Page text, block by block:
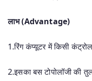
लाभ (Advantage)
1.रिंग कंप्यूटर में किसी
2.इसका बस टोपोलॉजी की